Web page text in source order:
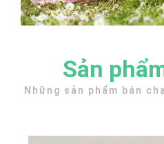
Sản
Những sản phẩm bán